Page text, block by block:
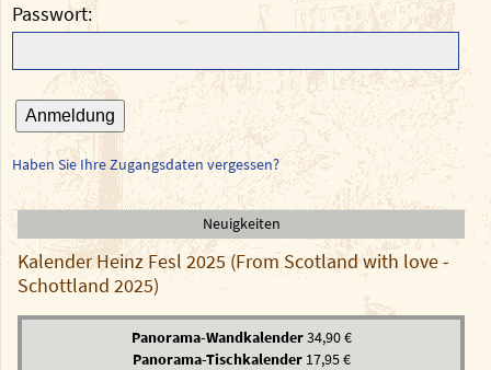
Passwort
Anmeldung
Haben Sie Ihre Zugangsdaten vergessen?
Neuigkeiten
Kalender Heinz Fesl 2025 (From Scotland with love -
Schottland 2025)
Panorama-Wandkalender34,90 €
Panorama-Tischkalender17,95 €